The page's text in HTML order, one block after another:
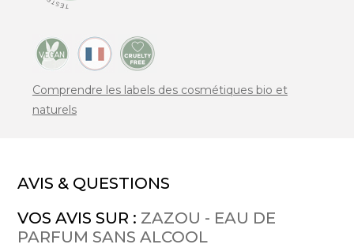
Comprendre les labels des cosmétiques bio et
naturels
AVIS & QUESTIONS
VOS AVIS SUR : ZAZOU - EAU DE
PARFUM SANS ALCOOL